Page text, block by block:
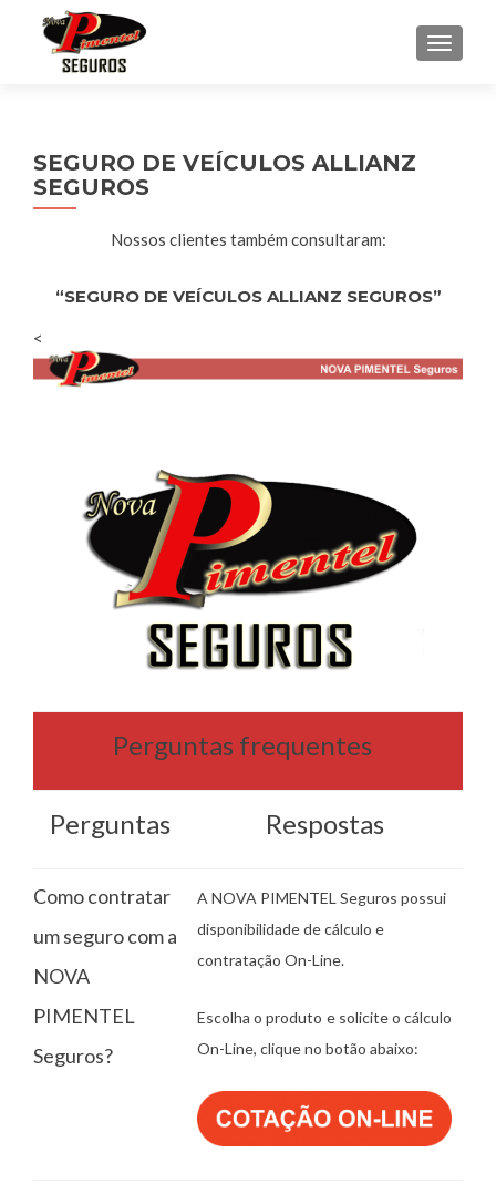
SEGURO DE VEÍCULOS ALLIANZ
SEGUROS
Nossos clientes também consultaram:
“SEGURO DE VEÍCULOS ALLIANZ SEGUROS”
<
Perguntas frequentes
Perguntas Respostas
Como contratar
um seguro com a
NOVA
PIMENTEL
Seguros?
A NOVA PIMENTEL Seguros possui
disponibilidade de cálculo e
contratação On-Line.
Escolha o produto e solicite o cálculo
On-Line, clique no botão abaixo: